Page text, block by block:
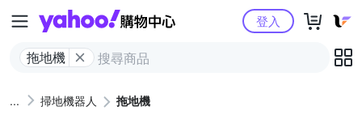
Yahoo購物中心
拖地機
登入
掃地機器人 拖地機